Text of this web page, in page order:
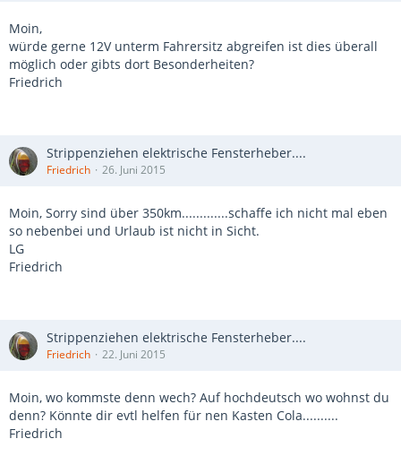
Moin,
würde gerne 12V unterm Fahrersitz abgreifen ist dies überall
möglich oder gibts dort Besonderheiten?
Friedrich
Strippenziehen elektrische Fensterheber....
Friedrich 26. Juni 2015
Moin, Sorry sind über 350km.............schaffe ich nicht mal eben
so nebenbei und Urlaub ist nicht in Sicht.
LG
Friedrich
Strippenziehen elektrische Fensterheber....
Friedrich 22. Juni 2015
Moin, wo kommste denn wech? Auf hochdeutsch wo wohnst du
denn? Könnte dir evtl helfen für nen Kasten Cola..........
Friedrich